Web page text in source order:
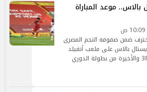
موعد المباراة
ضمن صفوفه النجم المصرى
بالاس على ملعب أنفيلد
ضمن منافسات الجولة الـ38 والأخيرة من بطولة الدوري